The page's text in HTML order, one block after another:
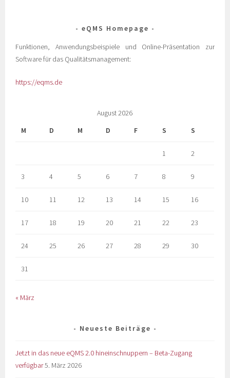
eQMS Homepage
Funktionen, Anwendungsbeispiele und Online-Präsentation zur
Software für das Qualitätsmanagement:
https://eqms.de
August 2026
M
D M D F S S
1 2
3 4 5 6 7 8 9
10 11 12 13 14 15 16
17 18 19 20 21 22 23
24 25 26 27 28 29 30
31
« März
Neueste Beiträge
Jetzt in das neue eQMS 2.0 hineinschnuppern – Beta-Zugang
verfügbar5. März 2026